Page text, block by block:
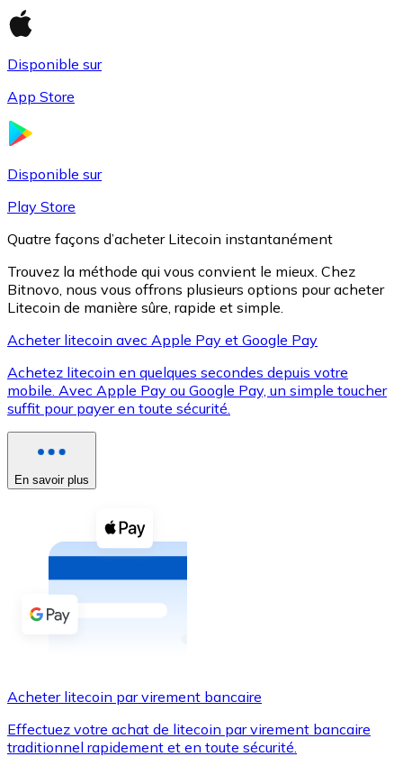
XRP
XRP
Voir toutes
Coupons crypto
Achetez des cryptomonnaies en espèces et d'autres
Acheter avec espèces
Virement SEPA
Utilisez les cartes Visa et Mastercard pour acheter
Disponible sur
App Store
Disponible sur
Play Store
Quatre façons d’acheter Litecoin instantanément
Trouvez la méthode qui vous convient le mieux. Chez
Bitnovo, nous vous offrons plusieurs options pour acheter
Litecoin de manière sûre, rapide et simple.
Acheter litecoin avec Apple Pay et Google Pay
Achetez litecoin en quelques secondes depuis votre
mobile. Avec Apple Pay ou Google Pay, un simple toucher
suffit pour payer en toute sécurité.
En savoir plus
Acheter litecoin par virement bancaire
Effectuez votre achat de litecoin par virement bancaire
traditionnel rapidement et en toute sécurité.